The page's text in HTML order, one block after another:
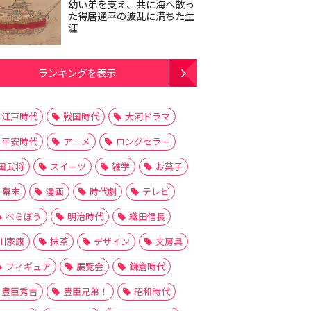
幼い弟を支え、共に海へ散っ
た得居通幸の波乱に満ちた生
涯
ランキングを表示
江戸時代 戦国時代
大河ドラマ
平安時代
アニメ
ロングセラー
武将
スイーツ 雑学
お菓子
幕末
漫画 時代劇
テレビ
べらぼう
明治時代
織田信長
家康
抹茶 デザイン
文房具
フィギュア
展覧会
鎌倉時代
豊臣秀吉
豊臣兄弟！
昭和時代